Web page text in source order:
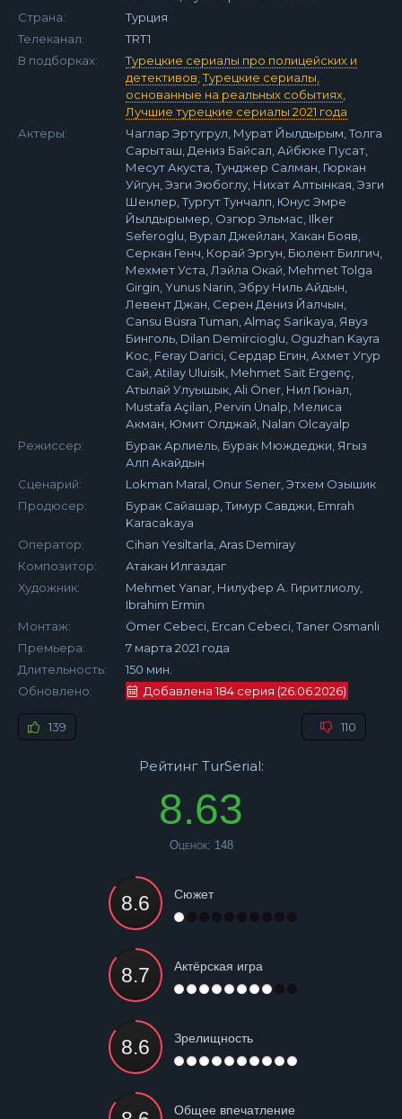
Страна:
Турция
Телеканал:
TRT1
В подборках:
Турецкие сериалы про полицейских и
детективов ,Турецкие сериалы,
основанные на реальных событиях
Лучшие турецкие сериалы 2021 года
Актеры:
Чаглар Эртугрул, Мурат Йылдырым, Толга
Сарыташ, Дениз Байсал, Айбюке Пусат,
Месут Акуста, Тунджер Салман, Гюркан
Уйгун, Эзги Эюбоглу, Нихат Алтынкая, Эзги
Шенлер, Тургут Тунчалп, Юнус Эмре
Йылдырымер, Озгюр Эльмас, Ilker
Seferoglu, Вурал Джейлан, Хакан Бояв,
Серкан Генч, Корай Эргун, Бюлент Билгич,
Мехмет Уста, Лэйла Окай, Mehmet Tolga
Girgin, Yunus Narin, Эбру Ниль Айдын,
Левент Джан, Серен Дениз Йалчын,
Cansu Büsra Tuman, Almaç Sarikaya, Явуз
Бинголь, Dilan Demircioglu, Oguzhan Kayra
Koc, Feray Darici, Сердар Егин, Ахмет Угур
Сай, Atilay Uluisik, Mehmet Sait Ergenç,
Атылай Улуышык, Ali Öner, Нил Гюнал,
Mustafa Açilan, Pervin Ünalp, Мелиса
Акман, Юмит Олджай, Nalan Olcayalp
Режиссер:
Бурак Арлиель, Бурак Мюждеджи, Ягыз
Алп Акайдын
Сценарий:
Lokman Maral, Onur Sener, Этхем Озышик
Продюсер:
Бурак Сайашар, Тимур Савджи, Emrah
Karacakaya
Оператор:
Cihan Yesiltarla, Aras Demiray
Композитор:
Атакан Илгаздаг
Художник:
Mehmet Yanar, Нилуфер А. Гиритлиолу,
Ibrahim Ermin
Монтаж:
Ömer Cebeci, Ercan Cebeci, Taner Osmanli
Премьера:
7 марта 2021 года
Длительность:
150 мин.
Обновлено:
Добавлена 184 серия (26.06.2026)
139 110
Рейтинг TurSerial:
8.63
Оценок: 148
Сюжет
Актёрская игра
Зрелищность
Общее впечатление